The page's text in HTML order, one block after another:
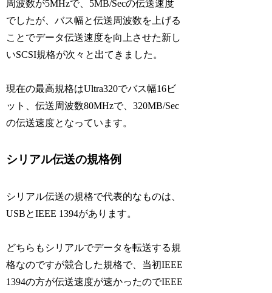
周波数が5MHzで、5MB/Secの伝送速度
でしたが、バス幅と伝送周波数を上げる
ことでデータ伝送速度を向上させた新し
いSCSI規格が次々と出てきました。
現在の最高規格はUltra320でバス幅16ビ
ット、伝送周波数80MHzで、320MB/Sec
の伝送速度となっています。
シリアル伝送の規格例
シリアル伝送の規格で代表的なものは、
USBとIEEE 1394があります。
どちらもシリアルでデータを転送する規
格なのですが競合した規格で、当初IEEE
1394の方が伝送速度が速かったのでIEEE